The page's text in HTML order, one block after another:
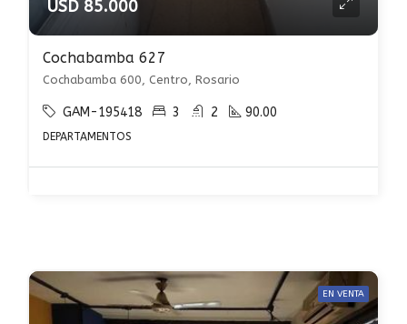
USD 85.000
Cochabamba 627
Cochabamba 600, Centro, Rosario
GAM-195418 3 2 90.00
DEPARTAMENTOS
EN VENTA